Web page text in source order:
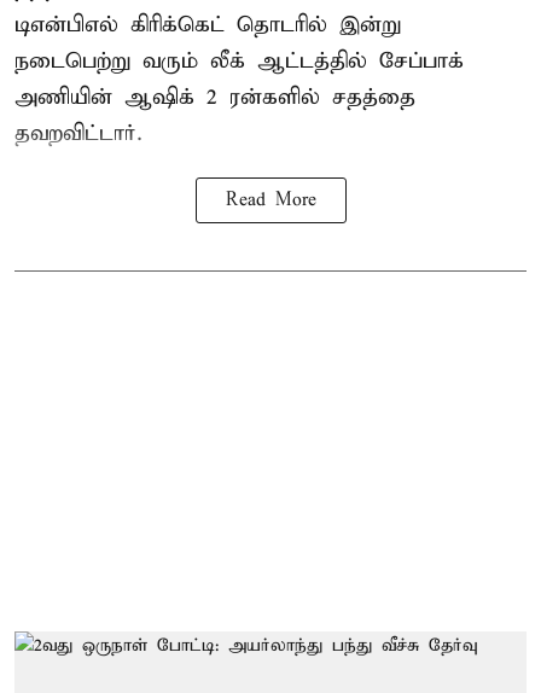
டிஎன்பிஎல் கிரிக்கெட் தொடரில் இன்று
நடைபெற்று வரும் லீக் ஆட்டத்தில் சேப்பாக்
அணியின் ஆஷிக் 2 ரன்களில் சதத்தை
தவறவிட்டார்.
Read More